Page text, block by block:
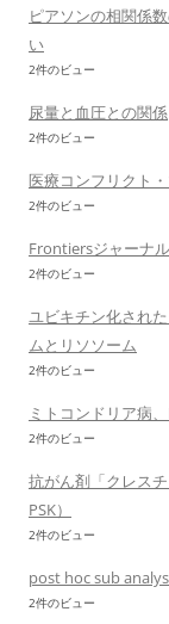
ピアソンの相関係
い
2件のビュー
尿量と血圧との関係
2件のビュー
医療コンフリクト
2件のビュー
Frontiersジャーナ
2件のビュー
ユビキチン化され
ムとリソソーム
2件のビュー
ミトコンドリア病
2件のビュー
抗がん剤「クレス
PSK）
2件のビュー
post hoc sub
2件のビュー